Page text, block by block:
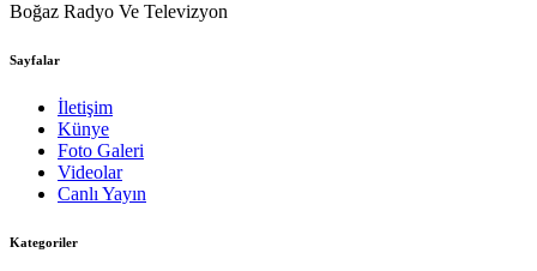
Boğaz Radyo Ve Televizyon
Sayfalar
İletişim
Künye
Foto Galeri
Videolar
Canlı Yayın
Kategoriler